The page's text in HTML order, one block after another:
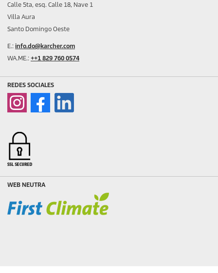
Calle 5ta, esq. Calle 18, Nave 1
Villa Aura
Santo Domingo Oeste
E.: info.do@karcher.com
WA.ME.: ++1 829 760 0574
REDES SOCIALES
WEB NEUTRA